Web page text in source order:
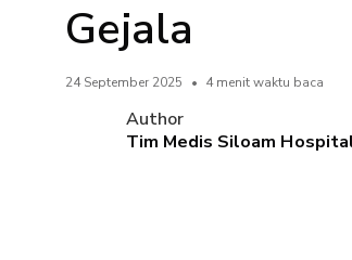
Gejala
24 September 2025 • 4 menit waktu baca
Author
Tim Medis Siloam